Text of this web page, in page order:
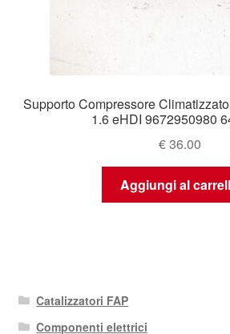
Supporto Compressore
1.6 eHDI 9672950980
€36.00
Aggiungi al
Catalizzatori FAP
Componenti elettrici